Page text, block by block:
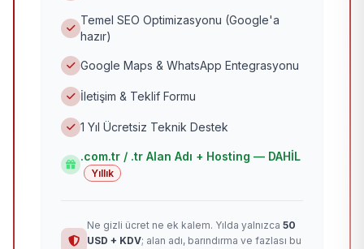
Temel SEO Optimizasyonu (Google'a
hazır)
Google Maps & WhatsApp Entegrasyonu
İletişim & Teklif Formu
1 Yıl Ücretsiz Teknik Destek
.com.tr / .tr Alan Adı + Hosting — DAHİL
Yıllık
Ne gizli ücret ne ek kalem. Yılda yalnızca 50
USD + KDV; alan adı, barındırma ve fazlası bu